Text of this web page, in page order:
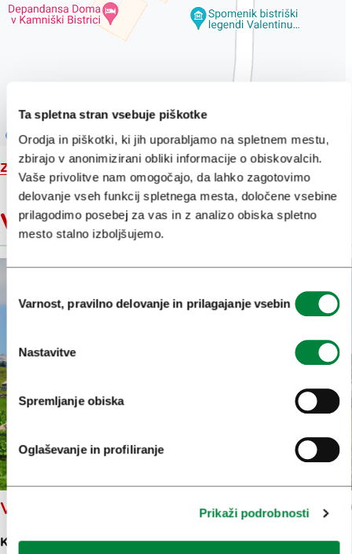
Ta spletna stran vsebuje piškotke
Orodja in piškotki, ki jih uporabljamo na spletnem mestu,
zbirajo v anonimizirani obliki informacije o obiskovalcih.
Vaše privolitve nam omogočajo, da lahko zagotovimo
delovanje vseh funkcij spletnega mesta, določene vsebine
prilagodimo posebej za vas in z analizo obiska spletno
mesto stalno izboljšujemo.
soglasja
Varnost, pravilno delovanje in prilagajanje vsebin
Nastavitve
Spremljanje obiska
Oglaševanje in profiliranje
Prikaži podrobnosti
Zemljevid
V bližini
VELIKA PLANINA
KAMNIŠKA BISTRICA-KOKRSKO 2